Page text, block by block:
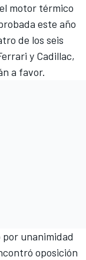
motor térmico
este año
de los seis
y Cadillac,
a favor.
unanimidad
oposición